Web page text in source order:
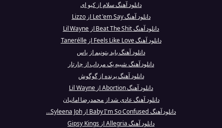
دانلود آهنگ سلام از کیو ای
دانلود آهنگ Let 'em Say از Lizzo
دانلود آهنگ Beat The Shit از Lil Wayne
دانلود آهنگ Feels Like Love از Tanerélle
دانلود آهنگ باید بتونیم از یاس
دانلود آهنگ شبیه یک مرداب از چارتار
دانلود آهنگ پرنده از گوگوش
دانلود آهنگ Abortion از Lil Wayne
دانلود آهنگ عادی شد از محمدرضا امانیان
دانلود آهنگ Baby I'm So Confused از Syleena Joh...
دانلود آهنگ Allegria از Gipsy Kings